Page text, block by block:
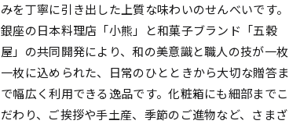
みを丁寧に引き出した上質な味わいのせんべいです。
銀座の日本料理店「小熊」と和菓子ブランド「五穀
屋」の共同開発により、和の美意識と職人の技が一枚
一枚に込められた、日常のひとときから大切な贈答ま
で幅広く利用できる逸品です。化粧箱にも細部までこ
だわり、ご挨拶や手土産、季節のご進物など、さまざ